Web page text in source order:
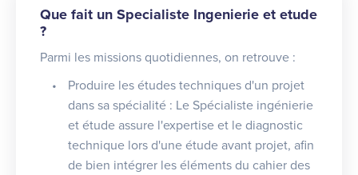
Que fait un Specialiste Ingenierie et etude
?
Parmi les missions quotidiennes, on retrouve :
Produire les études techniques d'un projet
dans sa spécialité : Le Spécialiste ingénierie
et étude assure l'expertise et le diagnostic
technique lors d'une étude avant projet, afin
de bien intégrer les éléments du cahier des